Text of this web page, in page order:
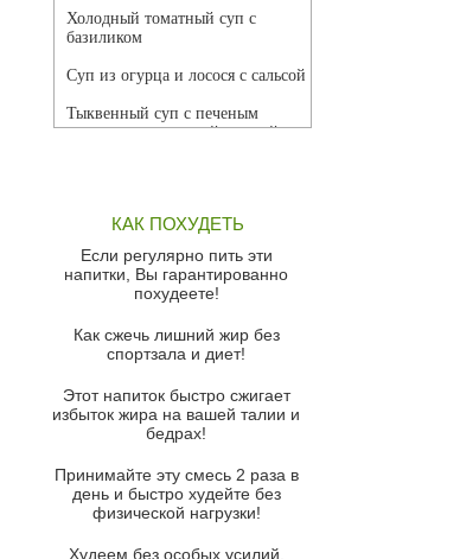
Холодный томатный суп с
базиликом
Суп из огурца и лосося с сальсой
Тыквенный суп с печеным
чесноком и томатной сальсой
красного перца
Парижский луковый суп
Суп из спаржи и горошка с
Суп-крем из цветной капусты
Французский луковый суп
Суп из баклажанов с моцареллой
Грибной крем-суп с кростини с
козьим сыром
Суп мисо с зеленым луком и
КАК ПОХУДЕТЬ
Если регулярно пить эти
напитки, Вы гарантированно
похудеете!
Как сжечь лишний жир без
спортзала и диет!
Этот напиток быстро сжигает
избыток жира на вашей талии и
бедрах!
Принимайте эту смесь 2 раза в
день и быстро худейте без
физической нагрузки!
Худеем без особых усилий,